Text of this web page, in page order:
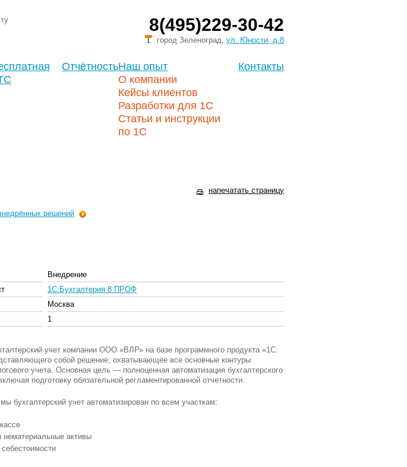
8(495)229-30-42
город Зеленоград, ул. Юности, д.8
ОтчётностьНаш опыт
О компании
Кейсы клиентов
Разработки для 1С
Статьи и инструкции
по 1С
Контакты
напечатать страницу
решений
Внедрение
1С:Бухгалтерия 8 ПРОФ
Москва
1
учет компании ООО «ВЛР» на базе программного продукта «1С:
собой решение, охватывающее все основные контуры
учета. Основная цель — полноценная автоматизация бухгалтерского
подготовку обязательной регламентированной отчетности.
бухгалтерский учет автоматизирован по всем участкам:
нематериальные активы